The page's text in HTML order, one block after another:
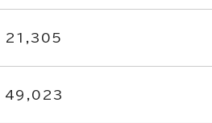
21,305
49,023